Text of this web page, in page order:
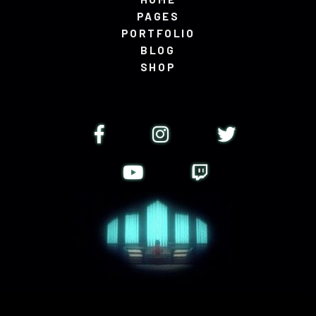
PAGES
PORTFOLIO
BLOG
SHOP